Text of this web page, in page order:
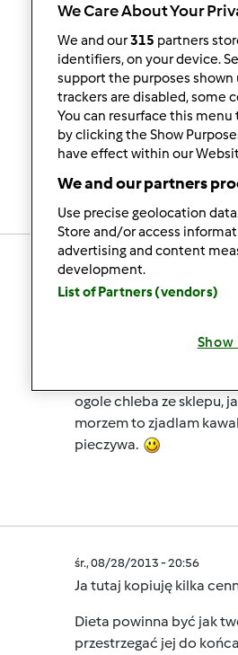
śr., 08/28/2013 - 05:11
Elu- dzięki
śr., 08/28/2013 - 06:21
Dzieki Dziewczyny
gazowanych napojow
takich trucizn,
samochodu wlasnie
ogole chleba ze sklepu,
morzem to zjadlam
pieczywa.
śr., 08/28/2013 - 20:56
Ja tutaj kopiuję kilka
Dieta powinna być jak
przestrzegać jej do
We Care About Your
We and our315 partners
identifiers, on your device.
support the purposes shown
trackers are disabled, some
You can resurface this
by clicking the Show
have effect within our
We and our partners
Use precise geolocation
Store and/or access
advertising and content
development.
List of Partners (vendors)
Show